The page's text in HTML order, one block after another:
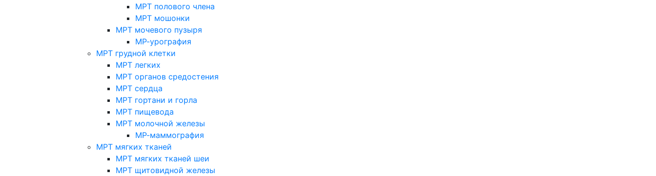
МРТ полового члена
МРТ мошонки
МРТ мочевого пузыря
МР-урография
МРТ грудной клетки
МРТ легких
МРТ органов средостения
МРТ сердца
МРТ гортани и горла
МРТ пищевода
МРТ молочной железы
МР-маммография
МРТ мягких тканей
МРТ мягких тканей шеи
МРТ щитовидной железы